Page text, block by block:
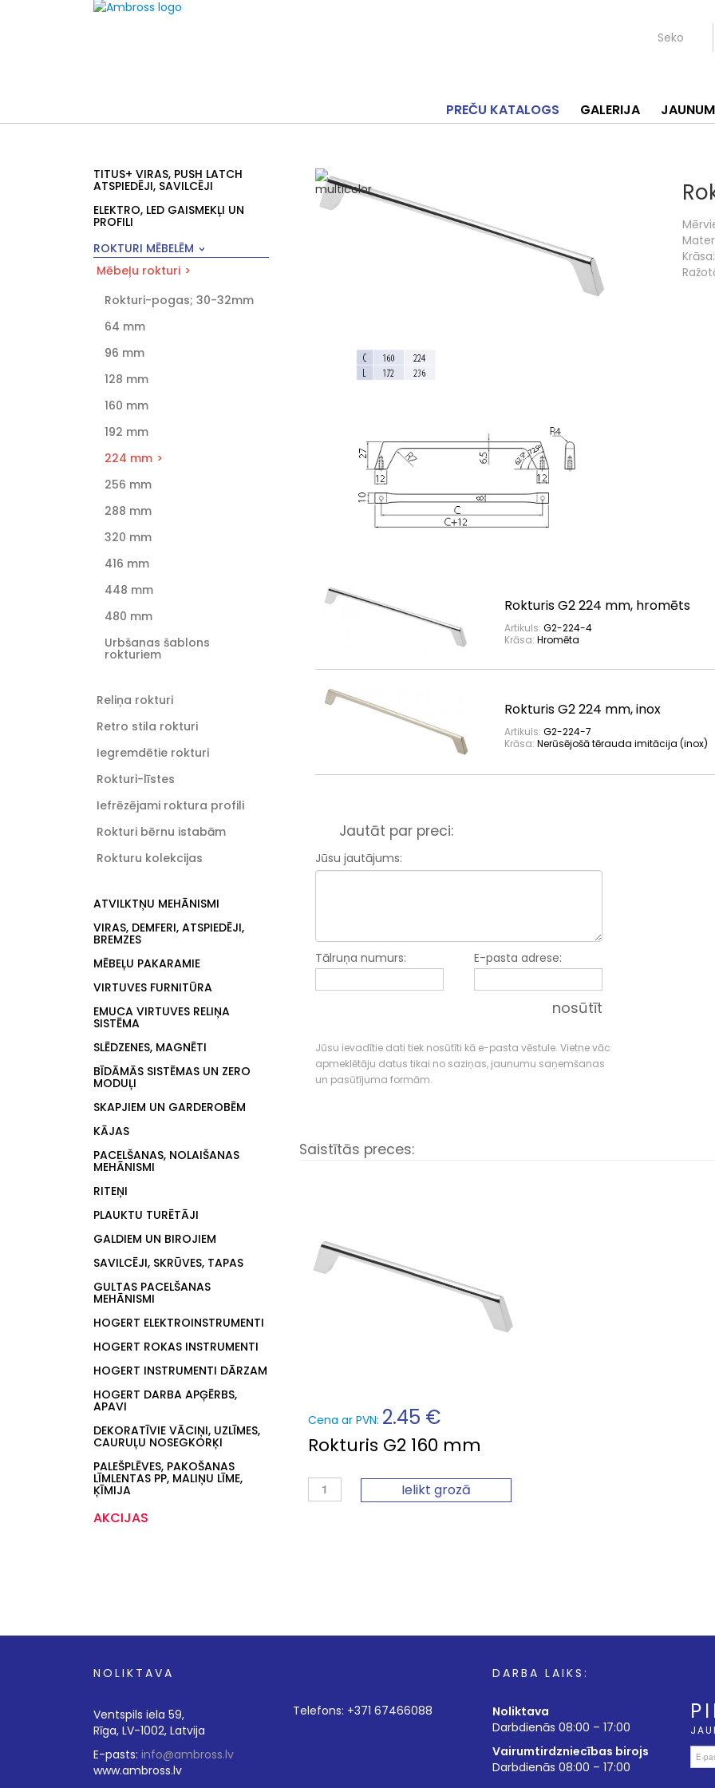
Seko
PREČU KATALOGS GALERIJA
TITUS+ VIRAS, PUSH LATCH
ATSPIEDĒJI, SAVILCĒJI
ELEKTRO, LED GAISMEKĻI UN
PROFILI
ROKTURI MĒBELĒM
Mēbeļu rokturi
Rokturi-pogas; 30-32mm
64 mm
96 mm
128 mm
160 mm
192 mm
224 mm
256 mm
288 mm
320 mm
416 mm
448 mm
480 mm
Urbšanas šablons
rokturiem
Reliņa rokturi
Retro stila rokturi
Iegremdētie rokturi
Rokturi-līstes
Iefrēzējami roktura profili
Rokturi bērnu istabām
Rokturu kolekcijas
ATVILKTŅU MEHĀNISMI
VIRAS, DEMFERI, ATSPIEDĒJI,
BREMZES
MĒBEĻU PAKARAMIE
VIRTUVES FURNITŪRA
EMUCA VIRTUVES RELIŅA
SISTĒMA
SLĒDZENES, MAGNĒTI
BĪDĀMĀS SISTĒMAS UN ZERO
MODUĻI
SKAPJIEM UN GARDEROBĒM
KĀJAS
PACELŠANAS, NOLAIŠANAS
MEHĀNISMI
RITEŅI
PLAUKTU TURĒTĀJI
GALDIEM UN BIROJIEM
SAVILCĒJI, SKRŪVES, TAPAS
GULTAS PACELŠANAS
MEHĀNISMI
HOGERT ELEKTROINSTRUMENTI
HOGERT ROKAS INSTRUMENTI
HOGERT INSTRUMENTI DĀRZAM
HOGERT DARBA APĢĒRBS,
APAVI
DEKORATĪVIE VĀCIŅI, UZLĪMES,
CAURUĻU NOSEGKORĶI
PALEŠPLĒVES, PAKOŠANAS
LĪMLENTAS PP, MALIŅU LĪME,
ĶĪMIJA
AKCIJAS
Krāsa:
Rokturis G2 224 mm, hromēts
Artikuls: G2-224-4
Krāsa: Hromēta
Rokturis G2 224 mm, inox
Artikuls: G2-224-7
Krāsa: Nerūsējošā tērauda imitācija (inox)
Jautāt par preci:
Jūsu jautājums:
Tālruņa numurs: E-pasta adrese:
nosūtīt
Jūsu ievadītie dati tiek nosūtīti kā e-pasta vēstule. Vietne vāc
apmeklētāju datus tikai no saziņas, jaunumu saņemšanas
un pasūtījuma formām.
Saistītās preces:
Cena ar PVN: 2.45 €
Rokturis G2 160 mm
Ielikt grozā
NOLIKTAVA
Ventspils iela 59,
Rīga, LV-1002, Latvija
E-pasts: info@ambross.lv
www.ambross.lv
Telefons: +371 67466088
DARBA LAIKS:
Noliktava
Darbdienās 08:00 – 17:00
Vairumtirdzniecības birojs
Darbdienās 08:00 – 17:00